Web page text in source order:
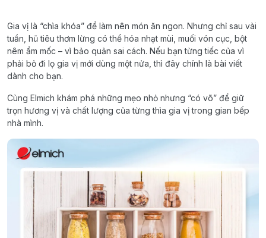
Gia vị là “chìa khóa” để làm nên món ăn ngon. Nhưng chỉ sau vài
tuần, hũ tiêu thơm lừng có thể hóa nhạt mùi, muối vón cục, bột
nêm ẩm mốc – vì bảo quản sai cách. Nếu bạn từng tiếc của vì
phải bỏ đi lọ gia vị mới dùng một nửa, thì đây chính là bài viết
dành cho bạn.
Cùng Elmich khám phá những mẹo nhỏ nhưng “có võ” để giữ
trọn hương vị và chất lượng của từng thìa gia vị trong gian bếp
nhà mình.